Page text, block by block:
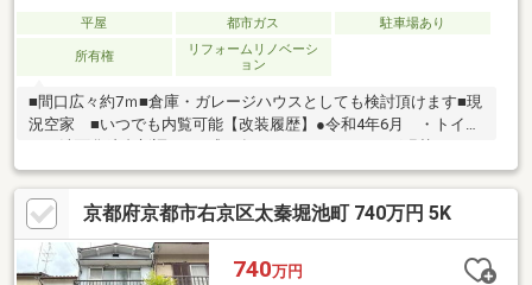
平屋 都市ガス 駐車場あり
所有権
リフォームリノベーシ
ョン
■間口広々約7ｍ■倉庫・ガレージハウスとしても検討頂けます■現
況空家 ■いつでも内覧可能【改装履歴】●令和4年6月 ・トイ
レ、洗面化粧台新調 ●平成26年6月 ・フローリング張替：
1F（LDK） 2F（洋室6帖、洋室7.75帖、納戸）※増築未登記部分
有 ※再建築不可 ※駐車スペースは車種によります。
京都府京都市右京区太秦堀池町 740万円 5K
740万円